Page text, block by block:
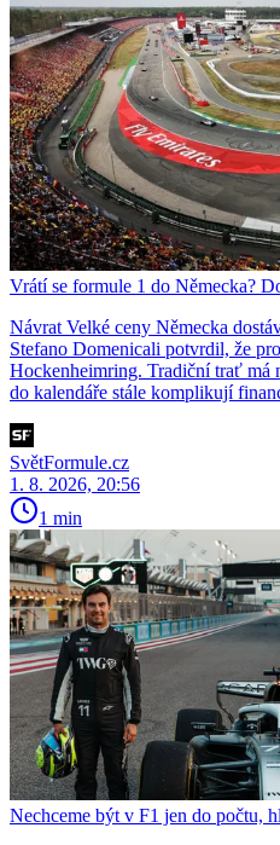
Vrátí se formule 1 do Německa?
Návrat Velké ceny Německa
Stefano Domenicali potvrdil, že
Hockenheimring. Tradiční trať má
do kalendáře stále komplikují
SvětFormule.cz
1. 8. 2026, 20:56
1 min
Nechceme být v F1 jen do počtu,